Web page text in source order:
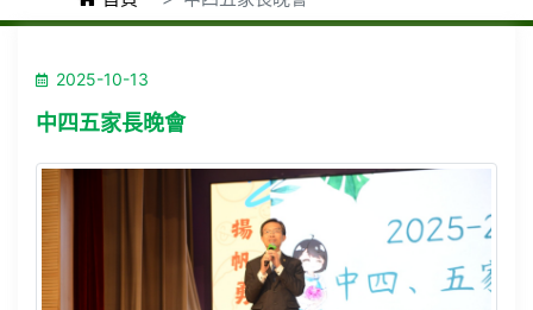
2025-10-13
中四五家長晚會